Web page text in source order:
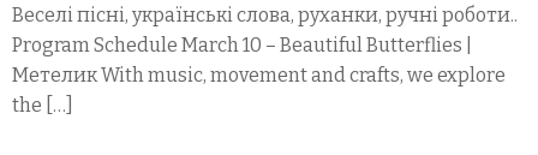
Веселі пісні, українські слова, руханки, ручні роботи..
Program Schedule March 10 – Beautiful Butterflies |
Mетелик With music, movement and crafts, we explore
the […]